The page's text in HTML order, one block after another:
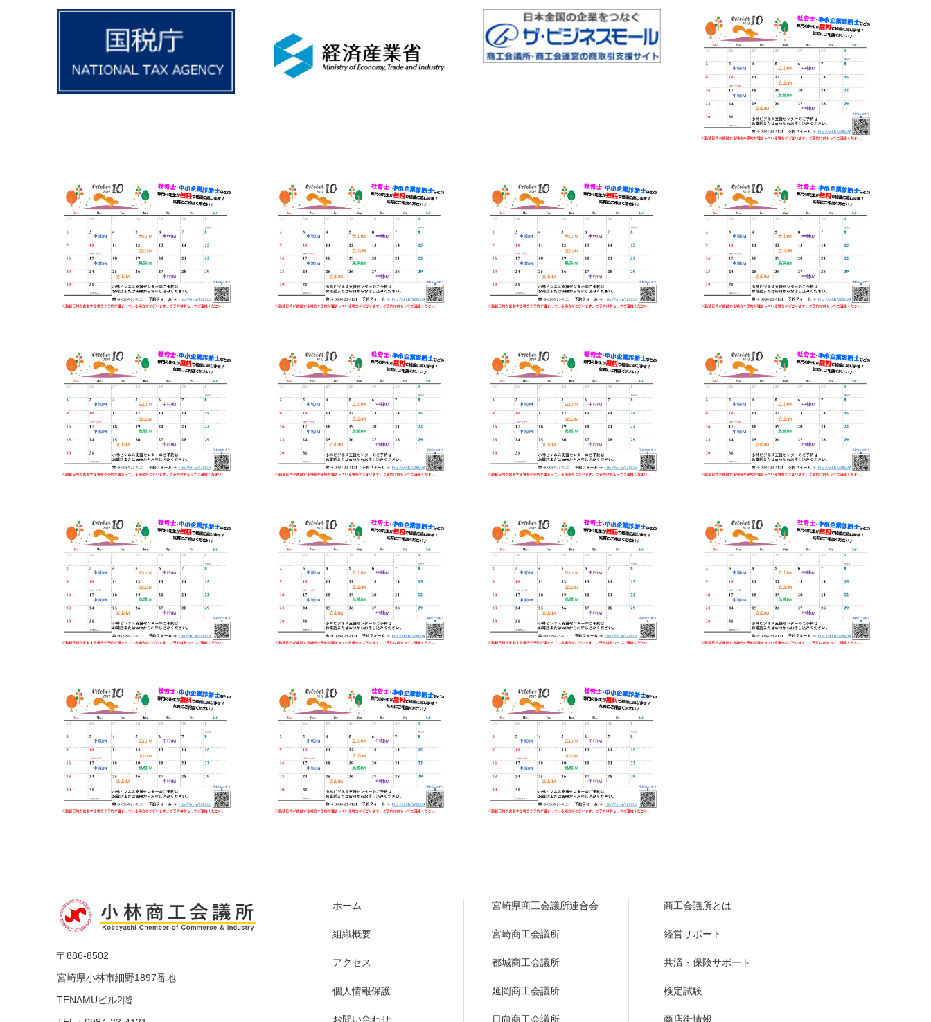
〒886-8502
宮崎県小林市細野1897番地
TENAMUビル2階
ホーム
組織概要
アクセス
個人情報保護
お問い合わせ
宮崎県商工会議所連合会
宮崎商工会議所
都城商工会議所
延岡商工会議所
日向商工会議所
商工会議所とは
経営サポート
共済・保険サポート
検定試験
商店街情報